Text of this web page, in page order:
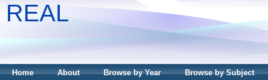
REAL
Home About Browse by Year Browse by Subject